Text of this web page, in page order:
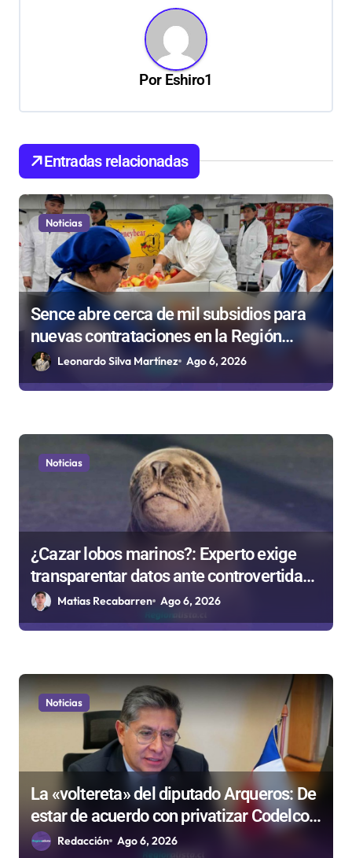
ó
e
e
n
t
r
s
Por Eshiro1
Entradas relacionadas
Noticias
Sence abre cerca de mil subsidios para
nuevas contrataciones en la Región
Antofagasta
Leonardo Silva Martínez Ago 6, 2026
Noticias
¿Cazar lobos marinos?: Experto exige
transparentar datos ante controvertida
medida que evalúa el Gobierno
Matias Recabarren Ago 6, 2026
Noticias
La «voltereta» del diputado Arqueros: De
estar de acuerdo con privatizar Codelco a
defender una empresa 100% estatal
Redacción Ago 6, 2026